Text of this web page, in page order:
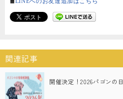
関連記事
開催決定！2026パゴンの日